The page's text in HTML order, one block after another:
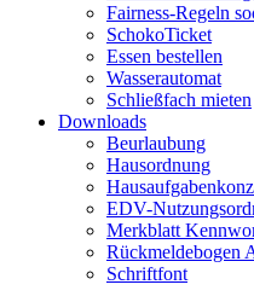
Fairness-Regeln
SchokoTicket
Essen bestellen
Wasserautomat
Schließfach mieten
Downloads
Beurlaubung
Hausordnung
EDV-
Merkblatt
Rückmeldebogen
Schriftfont